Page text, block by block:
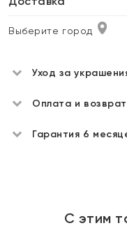
Выберите город
Уход за
Оплата и возврат
Гарантия 6
С этим